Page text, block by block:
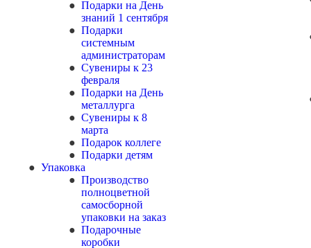
Подарки на День
знаний 1 сентября
Подарки
системным
администраторам
Сувениры к 23
февраля
Подарки на День
металлурга
Сувениры к 8
марта
Подарок коллеге
Подарки детям
Упаковка
Производство
полноцветной
самосборной
упаковки на заказ
Подарочные
коробки